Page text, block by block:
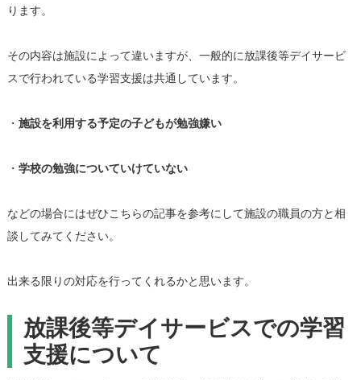
ります。
その内容は施設によって違いますが、一般的に放課後等デイサービ
スで行われている学習支援は共通しています。
・ 施設を利用する予定の子どもが勉強嫌い
・ 学校の勉強についていけていない
などの場合にはぜひこちらの記事を参考にして施設の職員の方と相
談してみてください。
出来る限りの対応を行ってくれるかと思います。
放課後等デイサービスでの学習
支援について